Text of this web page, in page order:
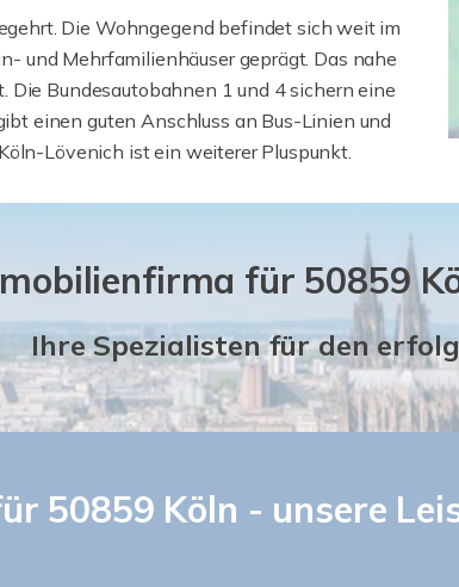
Die Wohngegend befindet sich weit im
und Mehrfamilienhäuser geprägt. Das nahe
Die Bundesautobahnen 1 und 4 sichern eine
einen guten Anschluss an Bus-Linien und
Lövenich ist ein weiterer Pluspunkt.
für 50859
Ihre Spezialisten für den
50859 Köln - unsere